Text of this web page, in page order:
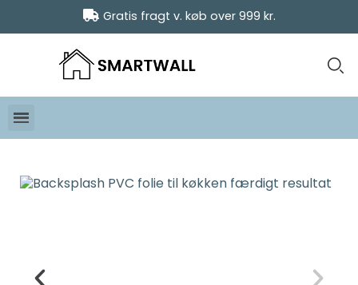
Gratis fragt v. køb over 999 kr.